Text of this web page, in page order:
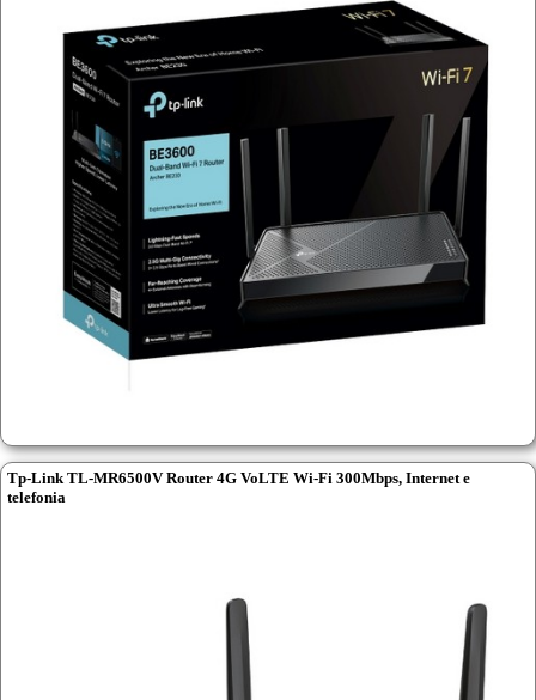
Tp-Link TL-MR6500V Router 4G VoLTE Wi-Fi 300Mbps, Internet e
telefonia